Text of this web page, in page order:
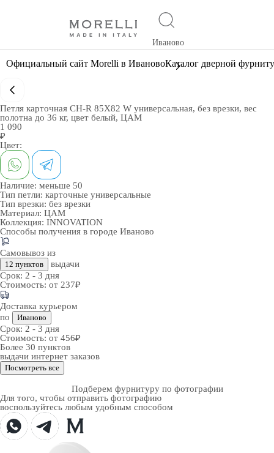
Иваново
Официальный сайт Morelli в ИвановоКаталог дверной
Петля карточная CH-R 85X82 W универсальная, без врезки, вес
полотна до 36 кг, цвет белый, ЦАМ
1 090
₽
Цвет:
Наличие: меньше 50
Тип петли: карточные универсальные
Тип врезки: без врезки
Материал: ЦАМ
Коллекция: INNOVATION
Способы получения в городе Иваново
Самовывоз из
12 пунктов
выдачи
Срок: 2 - 3 дня
Стоимость: от 237₽
Доставка курьером
по
Иваново
Срок: 2 - 3 дня
Стоимость: от 456₽
Более 30 пунктов
выдачи интернет заказов
Посмотреть все
Подберем фурнитуру по фотографии
Для того, чтобы отправить фотографию
воспользуйтесь любым удобным способом